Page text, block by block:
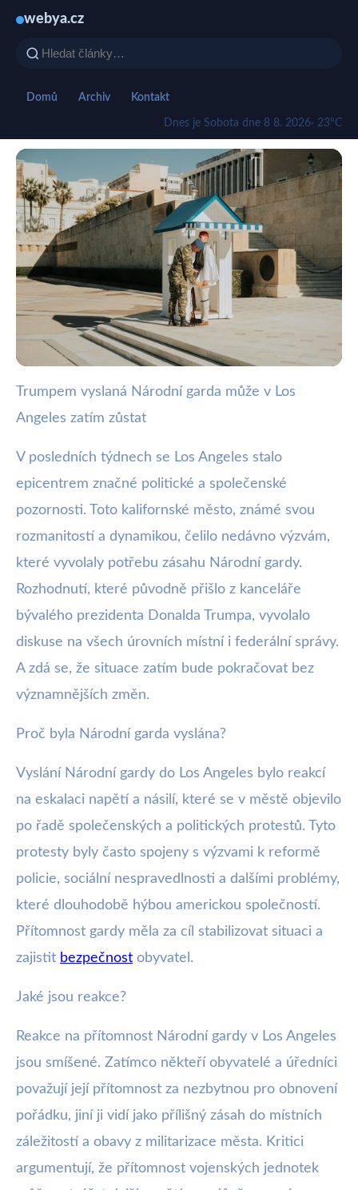
webya.cz
Domů Archiv Kontakt
Dnes je Sobota dne 8 8. 2026· 23°C
webya.cz
Národní garda zůstává v LA na
příkaz Trumpa; Město v napětí
· 3 min čtení · Autor: Barbora Černá
Trumpem vyslaná Národní garda může v Los
Angeles zatím zůstat
V posledních týdnech se Los Angeles stalo
epicentrem značné politické a společenské
pozornosti. Toto kalifornské město, známé svou
rozmanitostí a dynamikou, čelilo nedávno výzvám,
které vyvolaly potřebu zásahu Národní gardy.
Rozhodnutí, které původně přišlo z kanceláře
bývalého prezidenta Donalda Trumpa, vyvolalo
diskuse na všech úrovních místní i federální správy.
A zdá se, že situace zatím bude pokračovat bez
významnějších změn.
Proč byla Národní garda vyslána?
Vyslání Národní gardy do Los Angeles bylo reakcí
na eskalaci napětí a násilí, které se v městě objevilo
po řadě společenských a politických protestů. Tyto
protesty byly často spojeny s výzvami k reformě
policie, sociální nespravedlnosti a dalšími problémy,
které dlouhodobě hýbou americkou společností.
Přítomnost gardy měla za cíl stabilizovat situaci a
zajistit bezpečnost obyvatel.
Jaké jsou reakce?
Reakce na přítomnost Národní gardy v Los Angeles
jsou smíšené. Zatímco někteří obyvatelé a úředníci
považují její přítomnost za nezbytnou pro obnovení
pořádku, jiní ji vidí jako přílišný zásah do místních
záležitostí a obavy z militarizace města. Kritici
argumentují, že přítomnost vojenských jednotek